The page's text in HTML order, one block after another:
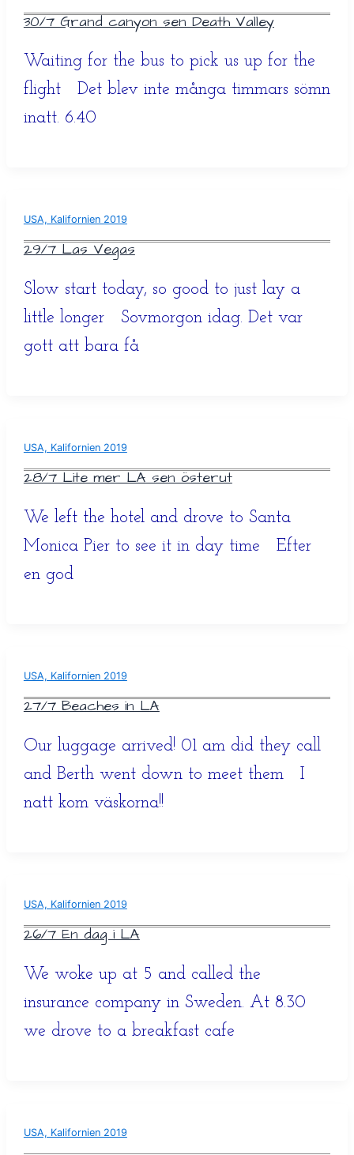
30/7 Grand canyon sen Death Valley
Waiting for the bus to pick us up for the
flight Det blev inte många timmars sömn
inatt. 6.40
USA, Kalifornien 2019
29/7 Las Vegas
Slow start today, so good to just lay a
little longer Sovmorgon idag. Det var
gott att bara få
USA, Kalifornien 2019
28/7 Lite mer LA sen österut
We left the hotel and drove to Santa
Monica Pier to see it in day time Efter
en god
USA, Kalifornien 2019
27/7 Beaches in LA
Our luggage arrived! 01 am did they call
and Berth went down to meet them I
natt kom väskorna!!
USA, Kalifornien 2019
26/7 En dag i LA
We woke up at 5 and called the
insurance company in Sweden. At 8.30
we drove to a breakfast cafe
USA, Kalifornien 2019